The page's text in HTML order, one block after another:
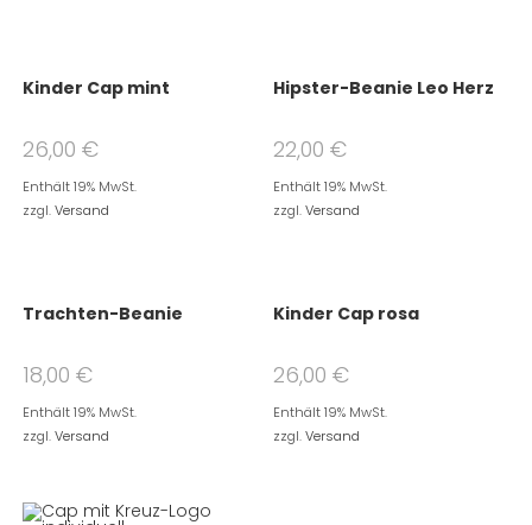
Kinder Cap mint
26,00 €
Enthält 19% MwSt.
zzgl.Versand
Hipster-Beanie Leo Herz
22,00€
Enthält 19% MwSt.
zzgl.Versand
Trachten-Beanie
18,00 €
Enthält 19% MwSt.
zzgl.Versand
Kinder Cap rosa
26,00€
Enthält 19% MwSt.
zzgl.Versand